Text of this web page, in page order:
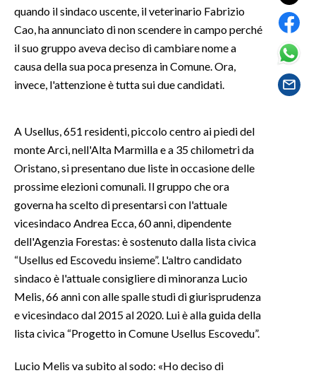
CULTURA
SPETTACOLI
SARDEGNA TURISMO
NOTIZIE
EVENTI
#CARAUNIONE
3 MINUTI CON
quando il sindaco uscente, il veterinario Fabrizio
Cao, ha annunciato di non scendere in campo perché
il suo gruppo aveva deciso di cambiare nome a
causa della sua poca presenza in Comune. Ora,
invece, l'attenzione è tutta sui due candidati.
A Usellus, 651 residenti, piccolo centro ai piedi del
monte Arci, nell'Alta Marmilla e a 35 chilometri da
Oristano, si presentano due liste in occasione delle
prossime elezioni comunali. Il gruppo che ora
governa ha scelto di presentarsi con l'attuale
vicesindaco Andrea Ecca, 60 anni, dipendente
dell'Agenzia Forestas: è sostenuto dalla lista civica
“Usellus ed Escovedu insieme”. L'altro candidato
sindaco è l'attuale consigliere di minoranza Lucio
Melis, 66 anni con alle spalle studi di giurisprudenza
e vicesindaco dal 2015 al 2020. Lui è alla guida della
lista civica “Progetto in Comune Usellus Escovedu”.
Lucio Melis va subito al sodo: «Ho deciso di